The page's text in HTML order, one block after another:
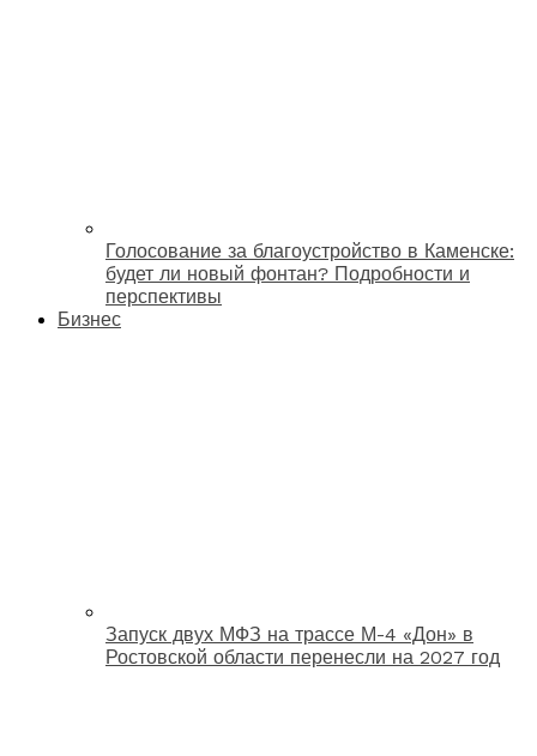
Голосование за благоустройство в Каменске:
будет ли новый фонтан? Подробности и
перспективы
Бизнес
Запуск двух МФЗ на трассе М-4 «Дон» в
Ростовской области перенесли на 2027 год